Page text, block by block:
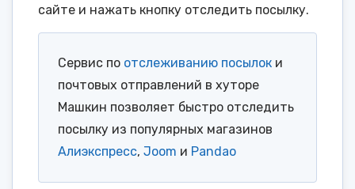
сайте и нажать кнопку отследить посылку.
Сервис по отслеживанию посылок и
почтовых отправлений в хуторе
Машкин позволяет быстро отследить
посылку из популярных магазинов
Алиэкспресс, Joom и Pandao